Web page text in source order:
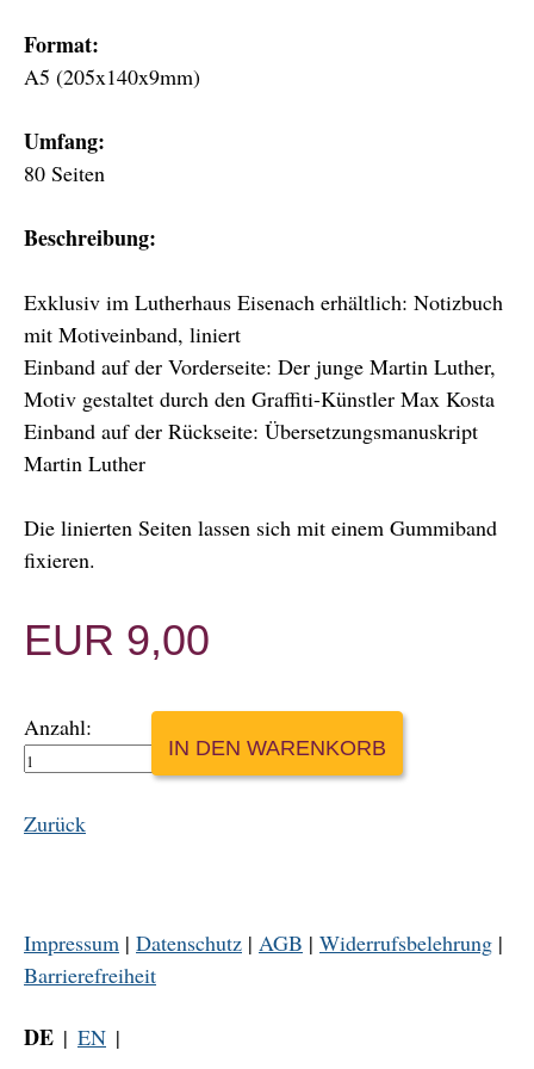
Format:
A5 (205x140x9mm)
Umfang:
80 Seiten
Beschreibung:
Exklusiv im Lutherhaus Eisenach erhältlich: Notizbuch
mit Motiveinband, liniert
Einband auf der Vorderseite: Der junge Martin Luther,
Motiv gestaltet durch den Graffiti-Künstler Max Kosta
Einband auf der Rückseite: Übersetzungsmanuskript
Martin Luther
Die linierten Seiten lassen sich mit einem Gummiband
fixieren.
EUR 9,00
Anzahl:
Zurück
Impressum | Datenschutz | AGB | Widerrufsbelehrung |
Barrierefreiheit
DE EN